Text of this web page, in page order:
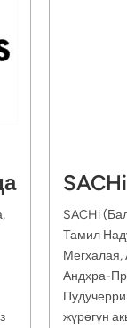
SACHi
SACHi
Тамил
Андхра-
жүрөгүн